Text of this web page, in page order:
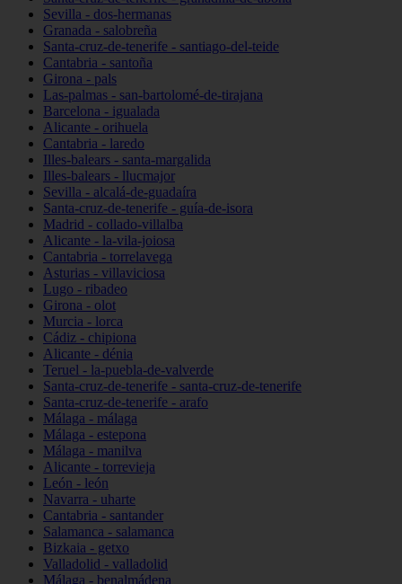
Sevilla - dos-hermanas
Granada - salobreña
Santa-cruz-de-tenerife - santiago-del-teide
Cantabria - santoña
Girona - pals
Las-palmas - san-bartolomé-de-tirajana
Barcelona - igualada
Alicante - orihuela
Cantabria - laredo
Illes-balears - santa-margalida
Illes-balears - llucmajor
Sevilla - alcalá-de-guadaíra
Santa-cruz-de-tenerife - guía-de-isora
Madrid - collado-villalba
Alicante - la-vila-joiosa
Cantabria - torrelavega
Asturias - villaviciosa
Lugo - ribadeo
Girona - olot
Murcia - lorca
Cádiz - chipiona
Alicante - dénia
Teruel - la-puebla-de-valverde
Santa-cruz-de-tenerife - santa-cruz-de-tenerife
Santa-cruz-de-tenerife - arafo
Málaga - málaga
Málaga - estepona
Málaga - manilva
Alicante - torrevieja
León - león
Navarra - uharte
Cantabria - santander
Salamanca - salamanca
Bizkaia - getxo
Valladolid - valladolid
Málaga - benalmádena